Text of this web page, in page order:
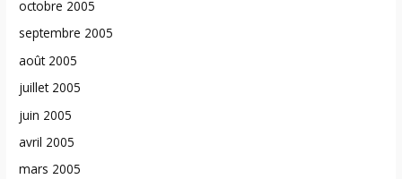
octobre 2005
septembre 2005
août 2005
juillet 2005
juin 2005
avril 2005
mars 2005